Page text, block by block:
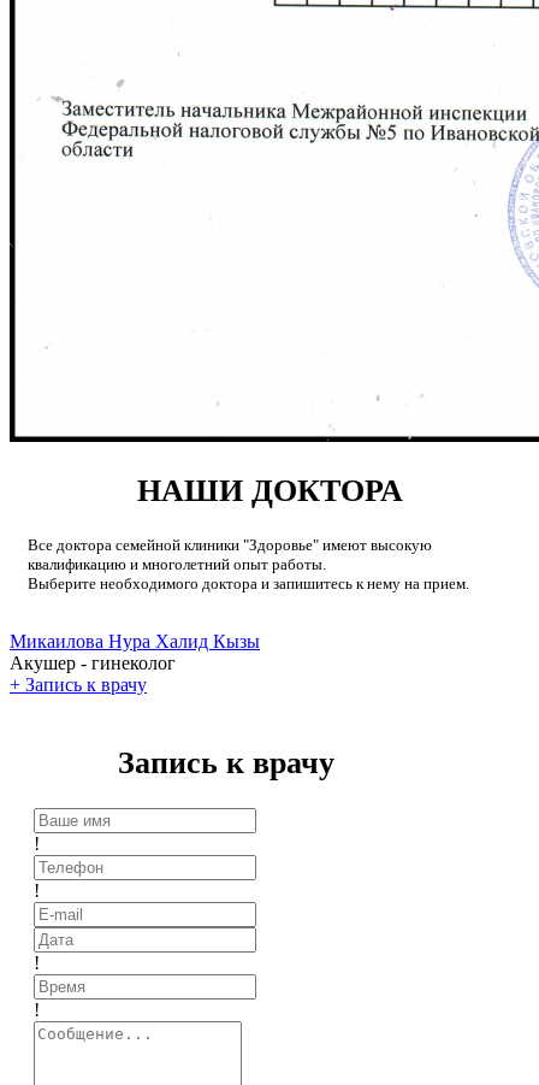
НАШИ ДОКТОРА
Все доктора семейной клиники "Здоровье" имеют высокую
квалификацию и многолетний опыт работы.
Выберите необходимого доктора и запишитесь к нему на прием.
Микаилова Нура Халид Кызы
Акушер - гинеколог
+ Запись к врачу
Запись к врачу
!
!
!
!